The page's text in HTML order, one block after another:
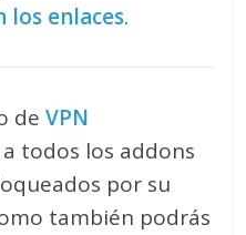
los enlaces.
deVPN
todos los addons
por su
también podrás